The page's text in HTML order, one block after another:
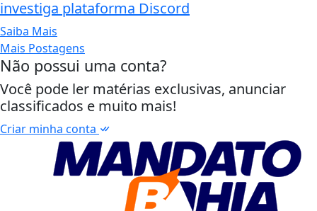
investiga plataforma Discord
Saiba Mais
Mais Postagens
Não possui uma conta?
Você pode ler matérias exclusivas, anunciar
classificados e muito mais!
Criar minha conta